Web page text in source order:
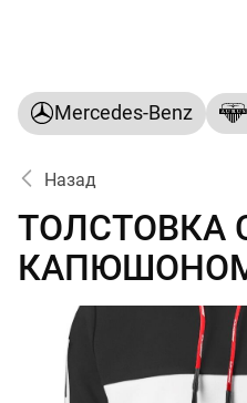
Mercedes-Benz
Назад
ТОЛСТОВКА
ТОЛСТОВКА
КАПЮШОНОМ